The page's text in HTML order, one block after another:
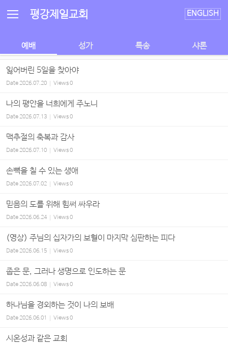
평강제일교회 ENGLISH
예배 성가 특송 샤론
잃어버린 5일을 찾아야
Date2026.07.20 Views0
나의 평안을 너희에게 주노니
Date2026.07.13 Views0
맥추절의 축복과 감사
Date2026.07.10 Views0
손뼉을 칠 수 있는 생애
Date2026.07.02 Views0
믿음의 도를 위해 힘써 싸우라
Date2026.06.24 Views0
(영상) 주님의 십자가의 보혈이 마지막 심판하는 피다
Date2026.06.15 Views0
좁은 문, 그러나 생명으로 인도하는 문
Date2026.06.08 Views0
하나님을 경외하는 것이 나의 보배
Date2026.06.01 Views0
시온성과 같은 교회